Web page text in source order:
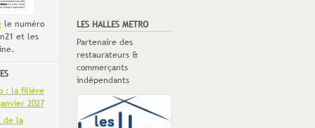
le numéro
et les
: la filière
2027
de la
LES HALLES METRO
Partenaire des
restaurateurs &
commerçants
indépendants